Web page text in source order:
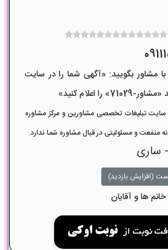
مشاور بگویید: «آگهی شما را در سایت
را اعلام کنید»
تبلیغات تخصصی مشاورین و مرکز مشاوره
و مسئولیتی در قبال مشاوره شما ندارد.
- ساری
(افزایش بازدید)
خانم ها و آقایان